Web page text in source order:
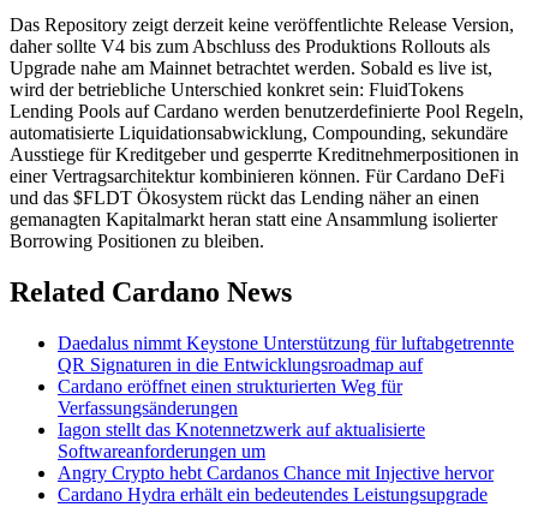
Das Repository zeigt derzeit keine veröffentlichte Release Version,
daher sollte V4 bis zum Abschluss des Produktions Rollouts als
Upgrade nahe am Mainnet betrachtet werden. Sobald es live ist,
wird der betriebliche Unterschied konkret sein: FluidTokens
Lending Pools auf Cardano werden benutzerdefinierte Pool Regeln,
automatisierte Liquidationsabwicklung, Compounding, sekundäre
Ausstiege für Kreditgeber und gesperrte Kreditnehmerpositionen in
einer Vertragsarchitektur kombinieren können. Für Cardano DeFi
und das $FLDT Ökosystem rückt das Lending näher an einen
gemanagten Kapitalmarkt heran statt eine Ansammlung isolierter
Borrowing Positionen zu bleiben.
Related Cardano News
Daedalus nimmt Keystone Unterstützung für luftabgetrennte
QR Signaturen in die Entwicklungsroadmap auf
Cardano eröffnet einen strukturierten Weg für
Verfassungsänderungen
Iagon stellt das Knotennetzwerk auf aktualisierte
Softwareanforderungen um
Angry Crypto hebt Cardanos Chance mit Injective hervor
Cardano Hydra erhält ein bedeutendes Leistungsupgrade